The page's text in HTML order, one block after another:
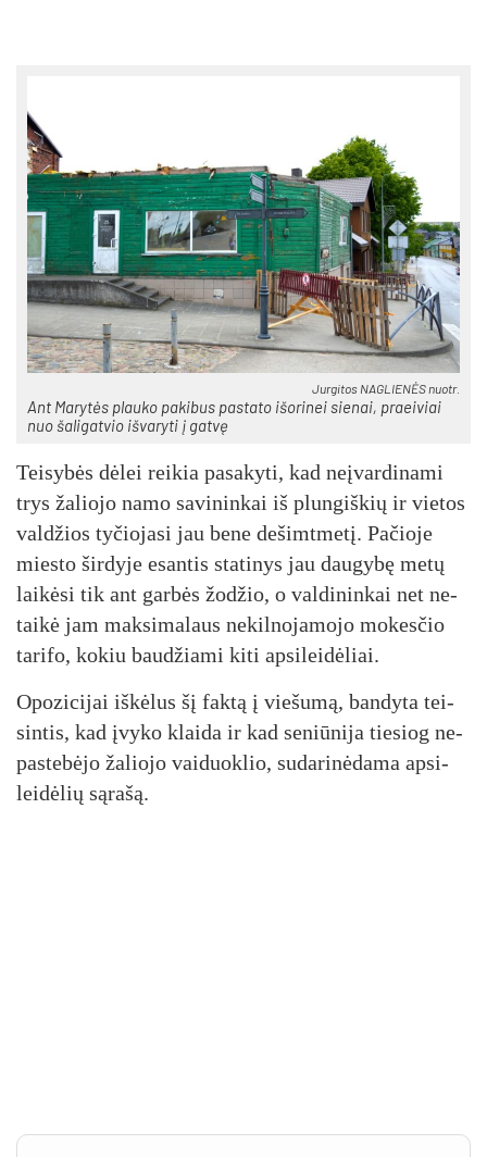
Jur­gi­tos NAG­LIE­NĖS nuo­tr.
Ant Ma­ry­tės plau­ko pa­ki­bus pa­sta­to išo­ri­nei sie­nai, praei­viai
nuo ša­li­gat­vio iš­va­ry­ti į gat­vę
Tei­sy­bės dė­lei rei­kia pa­sa­ky­ti, kad neį­var­di­na­mi
trys ža­lio­jo na­mo sa­vi­nin­kai iš plun­giš­kių ir vie­tos
val­džios ty­čio­ja­si jau be­ne de­šimt­me­tį. Pa­čio­je
mies­to šir­dy­je esan­tis sta­ti­nys jau dau­gy­bę me­tų
lai­kė­si tik ant gar­bės žo­džio, o val­di­nin­kai net ne­
tai­kė jam mak­si­ma­laus ne­kil­no­ja­mo­jo mo­kes­čio
ta­ri­fo, ko­kiu bau­džia­mi ki­ti ap­si­lei­dė­liai.
Opo­zi­ci­jai iš­kė­lus šį fak­tą į vie­šu­mą, ban­dy­ta tei­
sin­tis, kad įvy­ko klai­da ir kad se­niū­ni­ja tie­siog ne­
pas­te­bė­jo ža­lio­jo vai­duok­lio, su­da­ri­nė­da­ma ap­si­
lei­dė­lių są­ra­šą.